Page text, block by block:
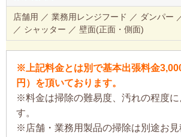
店舗用 ／ 業務用レンジフード ／ ダンパー
／ シャッター ／ 壁面(正面・側面)
※上記料金とは別で基本出張料金
円）を頂いております。
※料金は掃除の難易度、汚れの程度に
す。
※店舗・業務用製品の掃除は別途お見